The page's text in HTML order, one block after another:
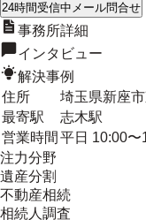
24時間受信中 メール問合せ
事務所詳細
インタビュー
解決事例
住所
埼玉県新座
最寄駅
志木駅
営業時間 平日 10:00〜
注力分野
遺産分割
不動産相続
相続人調査